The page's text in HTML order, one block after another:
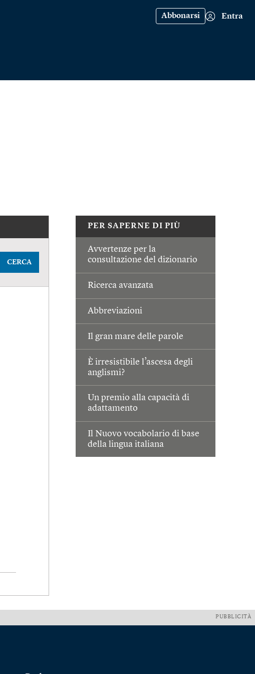
Abbonarsi Entra
PER SAPERNE DI PIÙ
Avvertenze per la
consultazione del dizionario
Ricerca avanzata
Abbreviazioni
Il gran mare delle parole
È irresistibile l’ascesa degli
anglismi?
Un premio alla capacità di
adattamento
Il Nuovo vocabolario di base
della lingua italiana
CERCA
PUBBLICITÀ